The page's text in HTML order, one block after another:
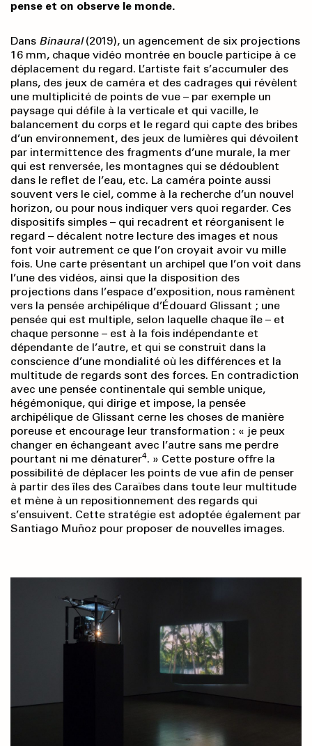
pense et on observe le monde.
Dans Binaural(2019), un agencement de six projections
16 mm, chaque vidéo montrée en boucle participe à ce
déplacement du regard. L’artiste fait s’accumuler des
plans, des jeux de caméra et des cadrages qui révèlent
une multiplicité de points de vue – par exemple un
paysage qui défile à la verticale et qui vacille, le
balancement du corps et le regard qui capte des bribes
d’un environnement, des jeux de lumières qui dévoilent
par intermittence des fragments d’une murale, la mer
qui est renversée, les montagnes qui se dédoublent
dans le reflet de l’eau, etc. La caméra pointe aussi
souvent vers le ciel, comme à la recherche d’un nouvel
horizon, ou pour nous indiquer vers quoi regarder. Ces
dispositifs simples – qui recadrent et réorganisent le
regard – décalent notre lecture des images et nous
font voir autrement ce que l’on croyait avoir vu mille
fois. Une carte présentant un archipel que l’on voit dans
l’une des vidéos, ainsi que la disposition des
projections dans l’espace d’exposition, nous ramènent
vers la pensée archipélique d’Édouard Glissant ; une
pensée qui est multiple, selon laquelle chaque île – et
chaque personne – est à la fois indépendante et
dépendante de l’autre, et qui se construit dans la
conscience d’une mondialité où les différences et la
multitude de regards sont des forces. En contradiction
avec une pensée continentale qui semble unique,
hégémonique, qui dirige et impose, la pensée
archipélique de Glissant cerne les choses de manière
poreuse et encourage leur transformation : « je peux
changer en échangeant avec l’autre sans me perdre
pourtant ni me dénaturer4. » Cette posture offre la
possibilité de déplacer les points de vue afin de penser
à partir des îles des Caraïbes dans toute leur multitude
et mène à un repositionnement des regards qui
s’ensuivent. Cette stratégie est adoptée également par
Santiago Muñoz pour proposer de nouvelles images.